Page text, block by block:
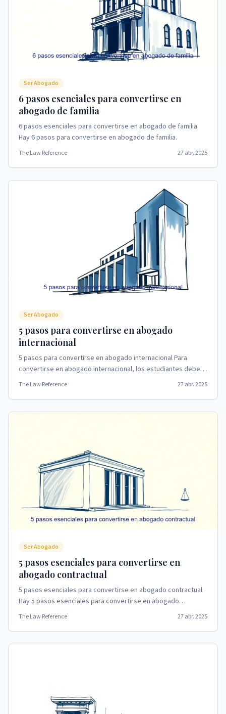
Ser Abogado
6 pasos esenciales para convertirse en
abogado de familia
6 pasos esenciales para convertirse en abogado de familia
Hay 6 pasos para convertirse en abogado de familia.
The Law Reference 27 abr. 2025
Ser Abogado
5 pasos para convertirse en abogado
internacional
5 pasos para convertirse en abogado internacional Para
convertirse en abogado internacional, los estudiantes deben
obtener primero una licenciatura y aprobar...
The Law Reference 27 abr. 2025
Ser Abogado
5 pasos esenciales para convertirse en
abogado contractual
5 pasos esenciales para convertirse en abogado contractual
Hay 5 pasos esenciales para convertirse en abogado
contractual, lo que describe un camino estructu...
The Law Reference 27 abr. 2025